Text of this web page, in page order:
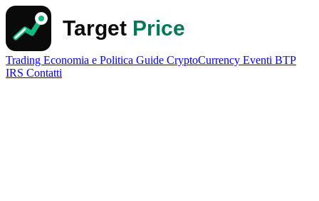
Trading Economia e Politica Guide CryptoCurrency Eventi BTP
IRS Contatti